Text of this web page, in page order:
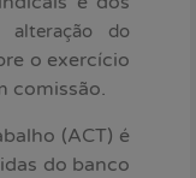
alteração do
o exercício
comissão.
(ACT) é
do banco